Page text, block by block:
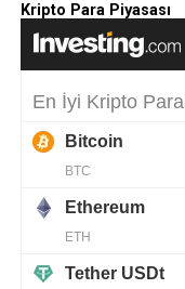
Kripto Para Piyasası